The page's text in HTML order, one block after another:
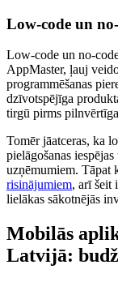
Low-code un
Low-code un no-
AppMaster, ļauj
programmēšanas
dzīvotspējīga
tirgū pirms
Tomēr jāatceras, ka
pielāgošanas
uzņēmumiem. Tāpat
risinājumiem, arī šeit
lielākas sākotnējās
Mobilās
Latvijā: